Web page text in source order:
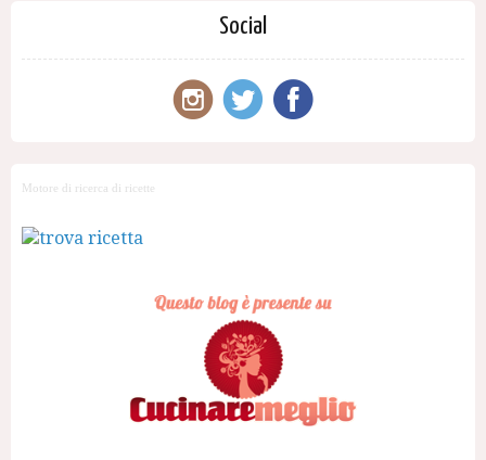
Social
Motore di ricerca di ricette